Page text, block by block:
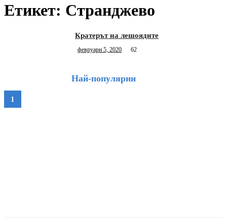
Етикет: Странджево
Кратерът на лешоядите
февруари 5, 2020 62
Най-популярни